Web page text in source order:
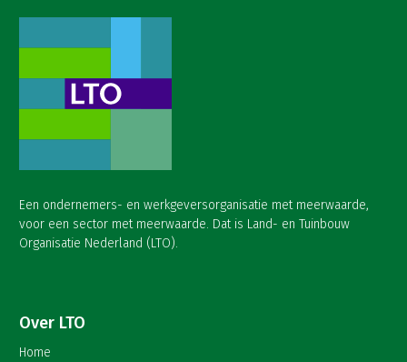
Een ondernemers- en werkgeversorganisatie met meerwaarde,
voor een sector met meerwaarde. Dat is Land- en Tuinbouw
Organisatie Nederland (LTO).
Over LTO
Home